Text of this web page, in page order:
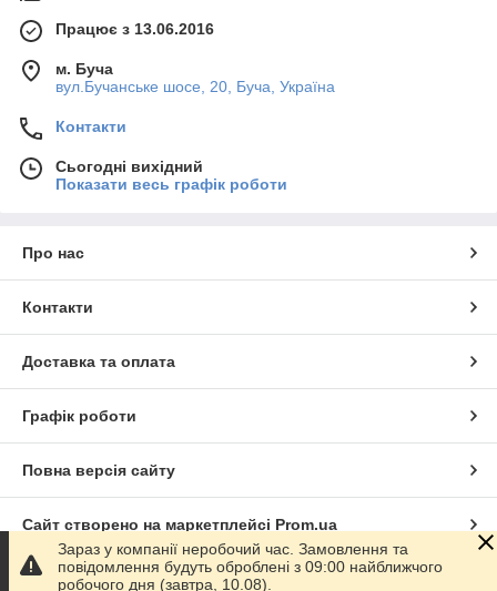
Працює з 13.06.2016
м. Буча
вул.Бучанське шосе, 20, Буча, Україна
Контакти
Сьогодні вихідний
Показати весь графік роботи
Про нас
Контакти
Доставка та оплата
Графік роботи
Повна версія сайту
Сайт створено на маркетплейсі Prom.ua
Політика конфіденційності
Зараз у компанії неробочий час. Замовлення та
повідомлення будуть оброблені з 09:00 найближчого
робочого дня (завтра, 10.08).